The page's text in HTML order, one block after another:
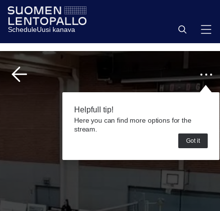
ScheduleUusi kanava
Helpfull tip!
Here you can find more options for the
stream.
Got it